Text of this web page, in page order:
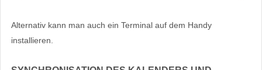
Alternativ kann man auch ein Terminal auf dem Handy
installieren.